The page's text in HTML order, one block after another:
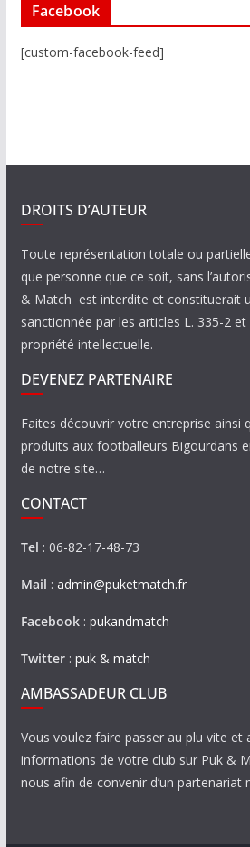
Facebook
[custom-facebook-feed]
DROITS D’AUTEUR
Toute représentation totale ou
que personne que ce soit, sans
& Match est interdite et constituerait
sanctionnée par les articles L. 335-2
propriété intellectuelle.
DEVENEZ PARTENAIRE
Faites découvrir votre entreprise ainsi
produits aux footballeurs Bigourdans
de notre site…
CONTACT
Tel : 06-82-17-48-73
Mail : admin@puketmatch.fr
Facebook: pukandmatch
Twitter: puk & match
AMBASSADEUR CLUB
Vous voulez faire passer au plu vite et
informations de votre club sur Puk &
nous afin de convenir d’un partenariat